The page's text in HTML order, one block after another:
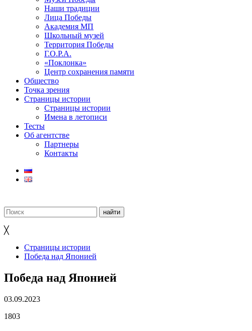
Наши традиции
Лица Победы
Академия МП
Школьный музей
Территория Победы
Г.О.Р.А.
«Поклонка»
Центр сохранения памяти
Общество
Точка зрения
Страницы истории
Страницы истории
Имена в летописи
Тесты
Об агентстве
Партнеры
Контакты
╳
Страницы истории
Победа над Японией
Победа над Японией
03.09.2023
1803